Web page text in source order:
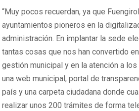
“Muy pocos recuerdan, ya que
ayuntamientos pioneros en la
administración. En implantar la sede
tantas cosas que nos han convertido
gestión municipal y en la atención a
una web municipal, portal de
país y una carpeta ciudadana donde
realizar unos 200 trámites de forma